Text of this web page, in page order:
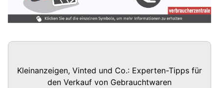
Kleinanzeigen, Vinted und Co.: Experten-Tipps für
den Verkauf von Gebrauchtwaren